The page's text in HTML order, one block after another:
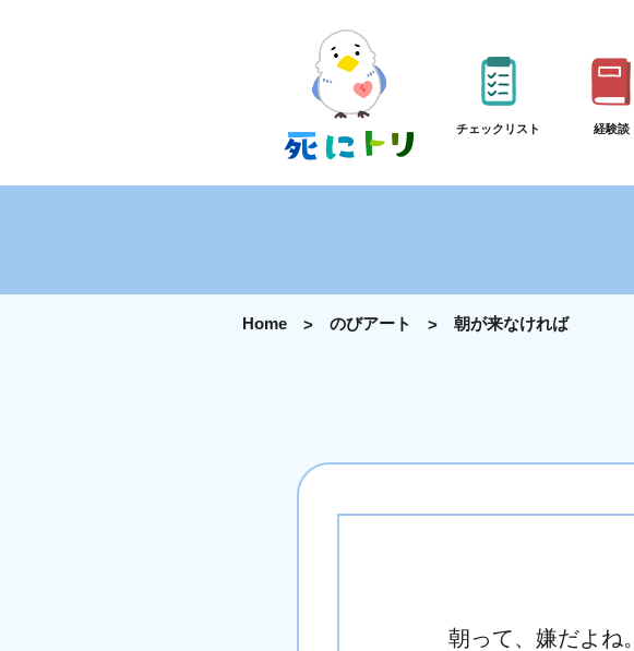
チェックリスト 経験談
Home のびアート 朝が来なければ
朝って、嫌だよね。